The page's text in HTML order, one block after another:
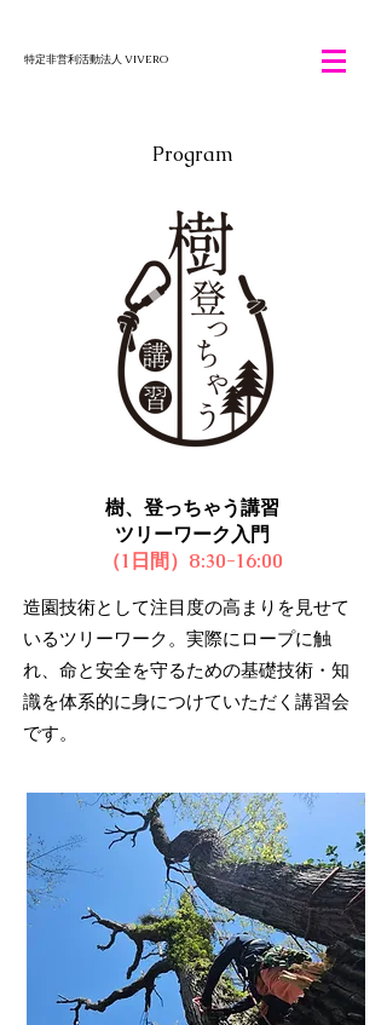
特定非営利活動法人 VIVERO
Program
樹、登っちゃう講習
​ツリーワーク入門
（1日間）8:30-16:00
造園技術として注目度の高まりを見せて
いるツリーワーク。​実際にロープに触
れ、命と安全を守るための基礎技術・知
識を体系的に身につけていただく講習会
です。